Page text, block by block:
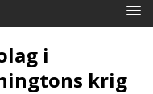
i
krig